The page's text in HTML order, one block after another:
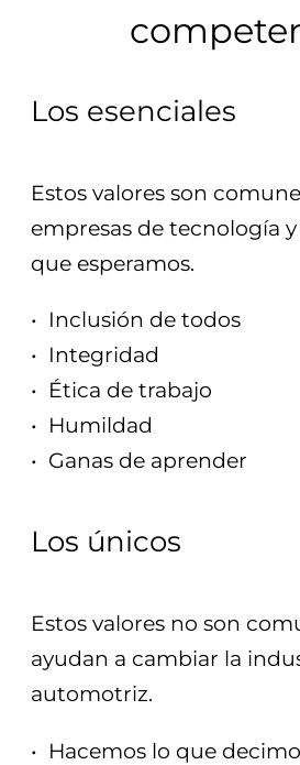
Los esenciales
Estos valores son
empresas de tecnología
que esperamos.
• Inclusión de todos
• Integridad
• Ética de trabajo
• Humildad
• Ganas de aprender
Los únicos
Estos valores no son
ayudan a cambiar la
automotriz.
• Hacemos lo que